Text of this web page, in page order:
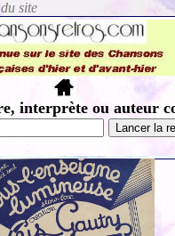
interprète ou auteur